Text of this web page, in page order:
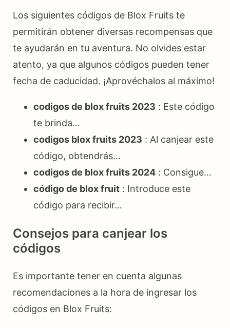
Los siguientes códigos de Blox Fruits te
permitirán obtener diversas recompensas que
te ayudarán en tu aventura. No olvides estar
atento, ya que algunos códigos pueden tener
fecha de caducidad. ¡Aprovéchalos al máximo!
codigos de blox fruits 2023 : Este código
te brinda…
codigos blox fruits 2023 : Al canjear este
código, obtendrás…
codigos de blox fruits 2024 : Consigue…
código de blox fruit : Introduce este
código para recibir…
Consejos para canjear los
códigos
Es importante tener en cuenta algunas
recomendaciones a la hora de ingresar los
códigos en Blox Fruits: